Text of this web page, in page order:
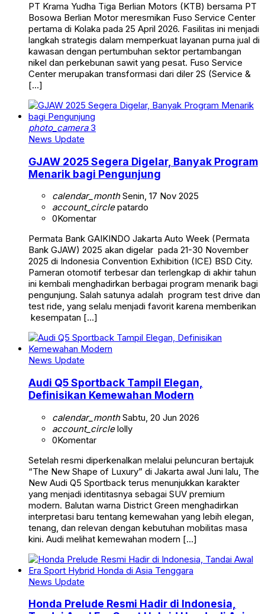
PT Krama Yudha Tiga Berlian Motors (KTB) bersama PT
Bosowa Berlian Motor meresmikan Fuso Service Center
pertama di Kolaka pada 25 April 2026. Fasilitas ini menjadi
langkah strategis dalam memperkuat layanan purna jual di
kawasan dengan pertumbuhan sektor pertambangan
nikel dan perkebunan sawit yang pesat. Fuso Service
Center merupakan transformasi dari diler 2S (Service &
[…]
photo_camera3
News Update
GJAW 2025 Segera Digelar, Banyak Program
Menarik bagi Pengunjung
calendar_monthSenin, 17 Nov 2025
account_circlepatardo
0Komentar
Permata Bank GAIKINDO Jakarta Auto Week (Permata
Bank GJAW) 2025 akan digelar pada 21-30 November
2025 di Indonesia Convention Exhibition (ICE) BSD City.
Pameran otomotif terbesar dan terlengkap di akhir tahun
ini kembali menghadirkan berbagai program menarik bagi
pengunjung. Salah satunya adalah program test drive dan
test ride, yang selalu menjadi favorit karena memberikan
kesempatan […]
News Update
Audi Q5 Sportback Tampil Elegan,
Definisikan Kemewahan Modern
calendar_monthSabtu, 20 Jun 2026
account_circlelolly
0Komentar
Setelah resmi diperkenalkan melalui peluncuran bertajuk
“The New Shape of Luxury” di Jakarta awal Juni lalu, The
New Audi Q5 Sportback terus menunjukkan karakter
yang menjadi identitasnya sebagai SUV premium
modern. Balutan warna District Green menghadirkan
interpretasi baru tentang kemewahan yang lebih elegan,
tenang, dan relevan dengan kebutuhan mobilitas masa
kini. Audi melihat kemewahan modern […]
News Update
Honda Prelude Resmi Hadir di Indonesia,